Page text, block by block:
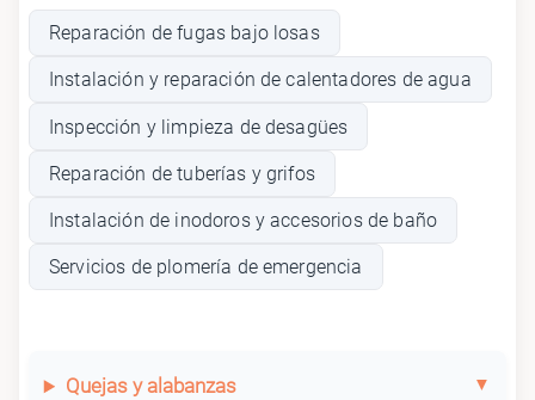
Reparación de fugas bajo losas
Instalación y reparación de calentadores de agua
Inspección y limpieza de desagües
Reparación de tuberías y grifos
Instalación de inodoros y accesorios de baño
Servicios de plomería de emergencia
Quejas y alabanzas